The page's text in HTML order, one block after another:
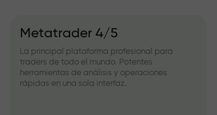
Metatrader 4/5
La principal plataforma profesional para
traders de todo el mundo. Potentes
herramientas de análisis y operaciones
rápidas en una sola interfaz.